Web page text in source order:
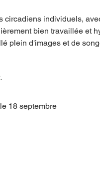
circadiens individuels,
bien travaillée et
plein d'images et de
18 septembre